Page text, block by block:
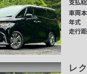
支払
車両
年式
走行
レ